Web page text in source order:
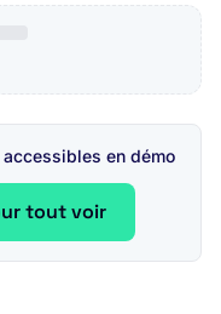
en démo
tout voir